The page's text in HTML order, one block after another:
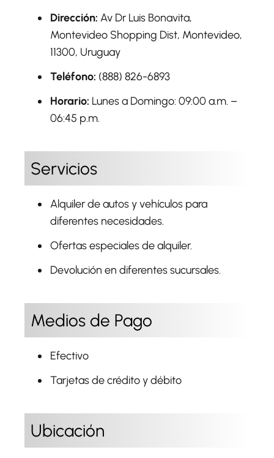
Dirección: Av Dr Luis Bonavita,
Montevideo Shopping Dist, Montevideo,
11300, Uruguay
Teléfono: (888) 826-6893
Horario: Lunes a Domingo: 09:00 a.m. –
06:45 p.m.
Servicios
Alquiler de autos y vehículos para
diferentes necesidades.
Ofertas especiales de alquiler.
Devolución en diferentes sucursales.
Medios de Pago
Efectivo
Tarjetas de crédito y débito
Ubicación